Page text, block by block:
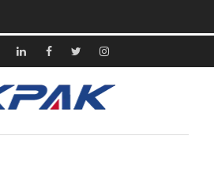
តំណ
ភ្ជាប់
ហ្វេសប៊ុកTwitterInstagram